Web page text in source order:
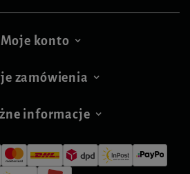
Moje konto
zamówienia
informacje